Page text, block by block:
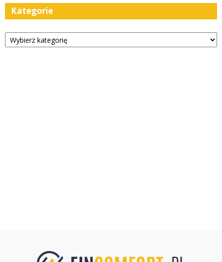
Kategorie
Kategorie